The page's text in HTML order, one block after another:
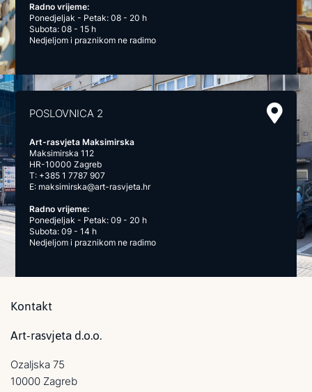
Radno vrijeme:
Ponedjeljak - Petak: 08 - 20 h
Subota: 08 - 15 h
Nedjeljom i praznikom ne radimo
POSLOVNICA 2
Art-rasvjeta Maksimirska
Maksimirska 112
HR-10000 Zagreb
T: +385 1 7787 907
E: maksimirska@art-rasvjeta.hr
Radno vrijeme:
Ponedjeljak - Petak: 09 - 20 h
Subota: 09 - 14 h
Nedjeljom i praznikom ne radimo
Kontakt
Art-rasvjeta d.o.o.
Ozaljska 75
10000 Zagreb